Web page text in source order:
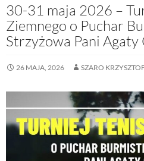
30-31 maja 2026 –
Ziemnego o Puchar
Strzyżowa Pani Agaty
26 MAJA, 2026 SZARO